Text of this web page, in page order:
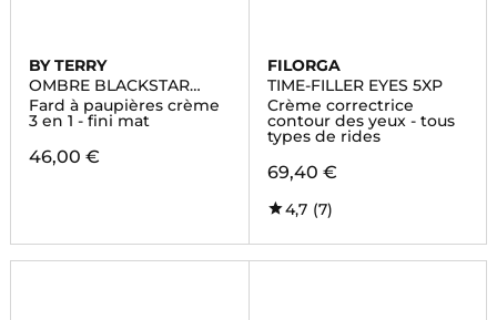
BY TERRY
OMBRE BLACKSTAR
EYESHADOW
Fard à paupières crème
3 en 1 - fini mat
46,00 €
FILORGA
TIME-FILLER EYES 5XP
Crème correctrice
contour des yeux - tous
types de rides
69,40 €
4,7 (7)